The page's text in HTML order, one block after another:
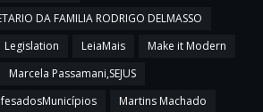
DA FAMILIA RODRIGO DELMASSO
Legislation LeiaMais
Make it Modern
Marcela Passamani,SEJUS
Martins Machado